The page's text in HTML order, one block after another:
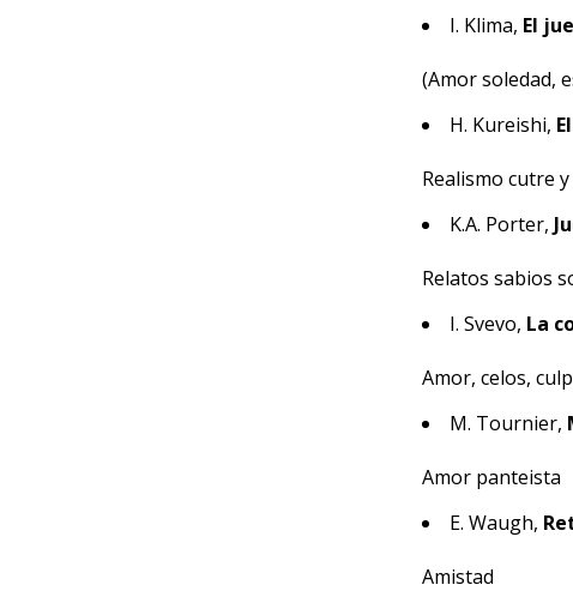
I. Klima, El
(Amor soledad,
H. Kureishi,
Realismo cutre
K.A. Porter,
Relatos sabios
I. Svevo, La
Amor, celos,
M. Tournier,
Amor panteista
E. Waugh,
Amistad